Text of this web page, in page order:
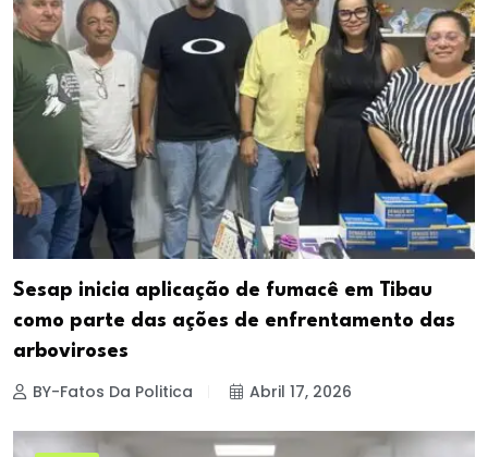
Sesap inicia aplicação de fumacê em Tibau
como parte das ações de enfrentamento das
arboviroses
BY-Fatos Da Politica Abril 17, 2026